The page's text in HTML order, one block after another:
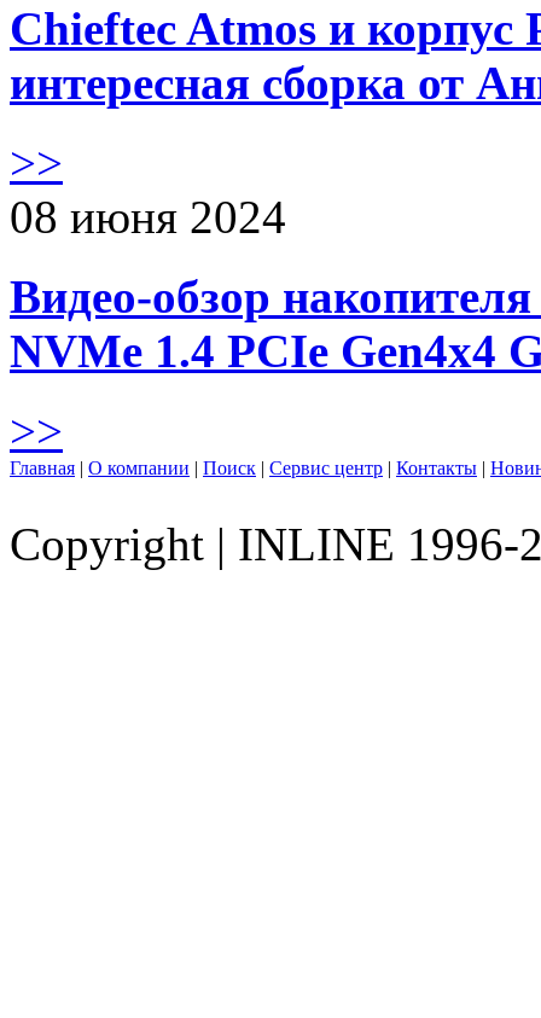
Chieftec Atmos и корпус
интересная сборка от
>>
08 июня 2024
Видео-обзор
NVMe 1.4 PCIe Gen4х4
>>
Главная | О компании | Поиск | Сервис центр | Контакты |
Copyright | INLINE 1996-